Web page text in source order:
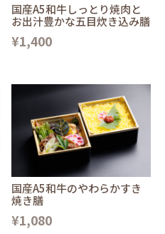
国産A5和牛しっとり焼肉と
お出汁豊かな五目炊き込み膳
¥1,400
国産A5和牛のやわらかすき
焼き膳
¥1,080